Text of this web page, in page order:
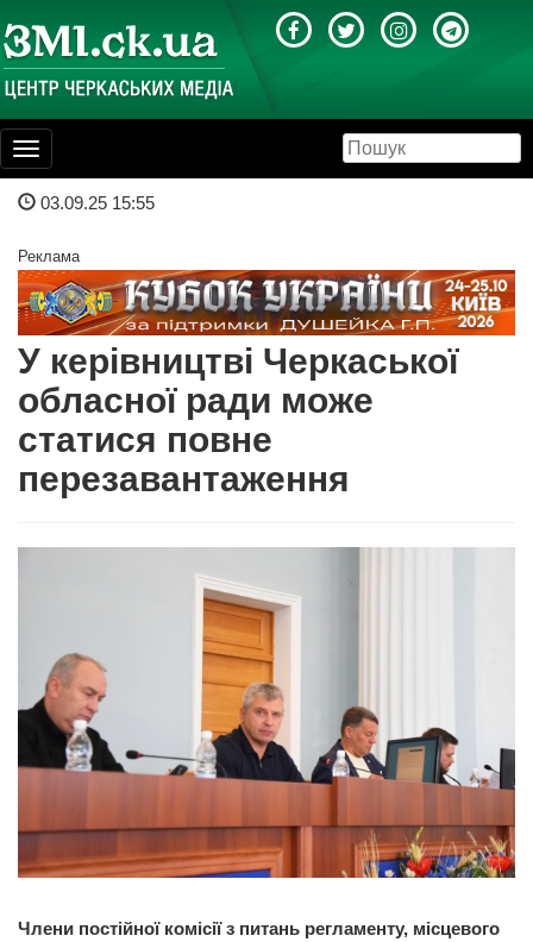
Toggle
navigation
03.09.25 15:55
Реклама
У керівництві Черкаської
обласної ради може
статися повне
перезавантаження
Члени постійної комісії з питань регламенту, місцевого